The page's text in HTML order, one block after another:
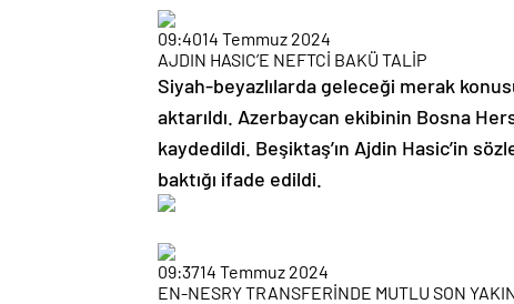
09:4014 Temmuz 2024
AJDIN HASIC’E NEFTCİ BAKÜ TALİP
Siyah-beyazlılarda geleceği merak
aktarıldı. Azerbaycan ekibinin Bosna
kaydedildi. Beşiktaş’ın Ajdin Hasic’in
baktığı ifade edildi.
09:3714 Temmuz 2024
EN-NESRY TRANSFERİNDE MUTLU SON